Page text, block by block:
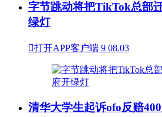
字节跳动将把TikTok总部
绿灯
打开APP客户端 9 08.03
清华大学生起诉ofo反赔